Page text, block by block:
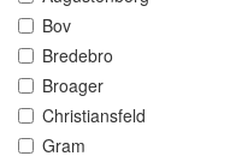
Bov
Bredebro
Broager
Christiansfeld
Gram